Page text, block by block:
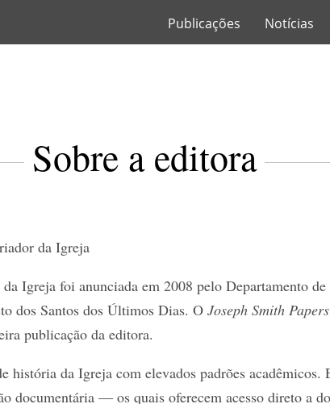
Publicações Notícias
Sobre a editora
da Igreja
Igreja foi anunciada em 2008 pelo Departamento
dos Santos dos Últimos Dias. O Joseph Smith Papers
publicação da editora.
história da Igreja com elevados padrões acadêmicos.
documentária — os quais oferecem acesso direto a